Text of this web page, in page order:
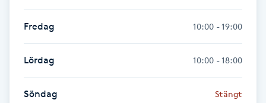
Föning
Gel naglar
Gelenaglar
Fredag 10:00 - 19:00
Lördag 10:00 - 18:00
Söndag Stängt